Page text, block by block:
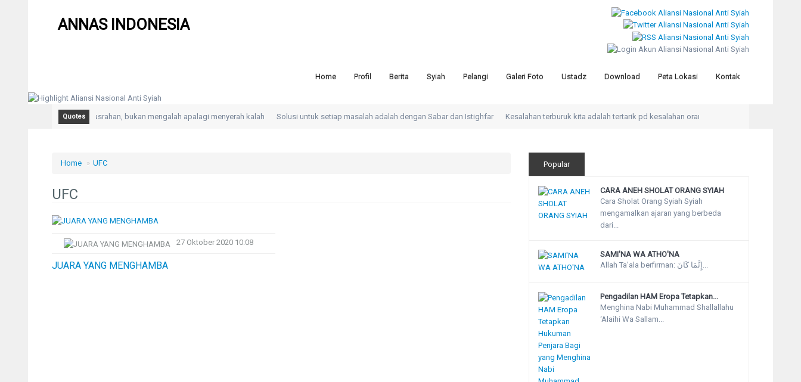
ANNAS INDONESIA
Home Profil Berita Syiah Pelangi Galeri Foto Ustadz Download Peta Lokasi Kontak
Quotes
IKHLAS adalah Kepasrahan, bukan mengalah apalagi menyerah kalah Solusi untuk setiap masalah adalah dengan Sabar dan Istighfar Kesalahan terburuk kita adalah tertarik pd kesalahan orang lain
Home » UFC
UFC
27 Oktober 2020 10:08
JUARA YANG MENGHAMBA
Popular
CARA ANEH SHOLAT ORANG SYIAH
Cara Sholat Orang Syiah Syiah
mengamalkan ajaran yang berbeda
dari...
SAMI'NA WA ATHO'NA
Pengadilan HAM Eropa Tetapkan...
Menghina Nabi Muhammad Shallallahu
‘Alaihi Wa Sallam...